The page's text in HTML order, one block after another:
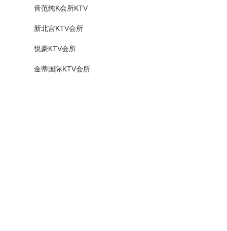
音范纯K会所KTV
新北宫KTV会所
悦豪KTV会所
金蒂国际KTV会所